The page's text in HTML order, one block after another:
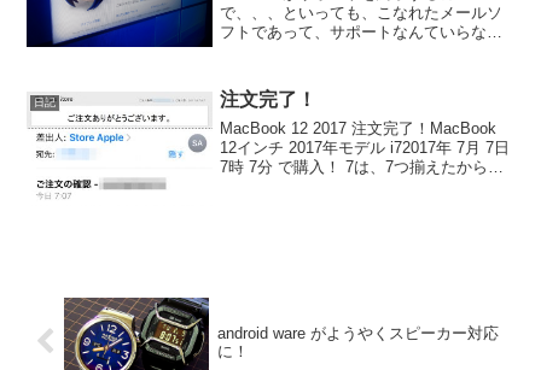
で、、、といっても、こなれたメールソ
フトであって、サポートなんていらない
て来たので、メールソフトを、Thund...
日記 注文完了！
MacBook 12 2017 注文完了！MacBook
12インチ 2017年モデル i72017年 7月 7日
7時 7分 で購入！ 7は、7つ揃えたから、
android ware がようやくスピーカー対応
に！